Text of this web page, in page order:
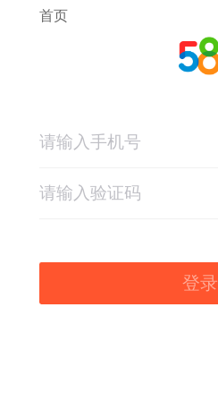
首页
登录